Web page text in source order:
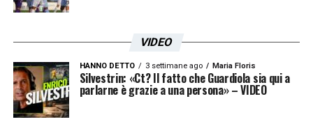
VIDEO
HANNO DETTO 3 settimane ago Maria Floris
Silvestrin: «Ct? Il fatto che Guardiola sia qui a
parlarne è grazie a una persona» – VIDEO